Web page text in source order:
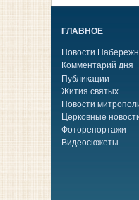
ГЛАВНОЕ
Новости
Комментарий дня
Публикации
Жития святых
Новости
Церковные
Фоторепортажи
Видеосюжеты